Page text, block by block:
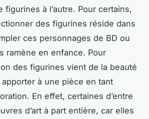
figurines à l’autre. Pour certains,
des figurines réside dans
ces personnages de BD ou
ramène en enfance. Pour
des figurines vient de la beauté
apporter à une pièce en tant
En effet, certaines d’entre
d’art à part entière, car elles